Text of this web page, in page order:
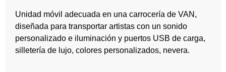
Unidad móvil adecuada en una carrocería de VAN,
diseñada para transportar artistas con un sonido
personalizado e iluminación y puertos USB de carga,
silletería de lujo, colores personalizados, nevera.